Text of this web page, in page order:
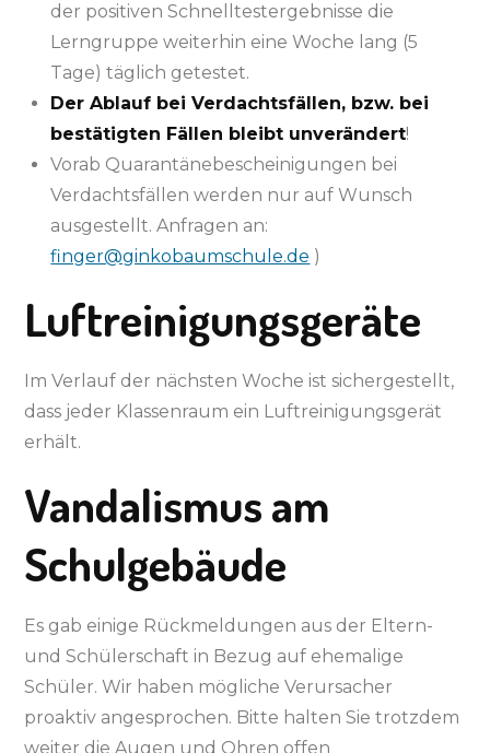
der positiven Schnelltestergebnisse die
Lerngruppe weiterhin eine Woche lang (5
Tage) täglich getestet.
Der Ablauf bei Verdachtsfällen, bzw. bei
bestätigten Fällen bleibt unverändert!
Vorab Quarantänebescheinigungen bei
Verdachtsfällen werden nur auf Wunsch
ausgestellt. Anfragen an:
finger@ginkobaumschule.de )
Luftreinigungsgeräte
Im Verlauf der nächsten Woche ist sichergestellt,
dass jeder Klassenraum ein Luftreinigungsgerät
erhält.
Vandalismus am
Schulgebäude
Es gab einige Rückmeldungen aus der Eltern-
und Schülerschaft in Bezug auf ehemalige
Schüler. Wir haben mögliche Verursacher
proaktiv angesprochen. Bitte halten Sie trotzdem
weiter die Augen und Ohren offen